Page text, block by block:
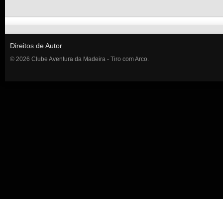
Direitos de Autor
© 2026 Clube Aventura da Madeira - Tiro com Arco.